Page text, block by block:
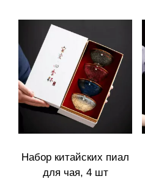
Набор китайских пиал
для чая, 4 шт